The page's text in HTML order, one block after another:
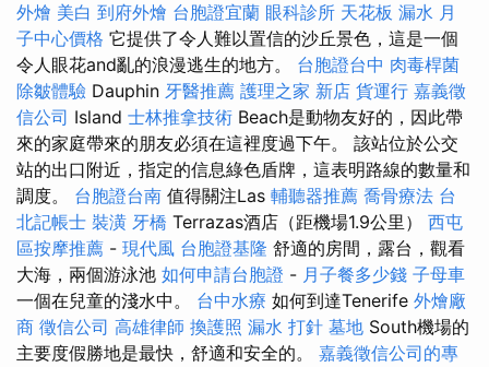
外燴 美白 到府外燴 台胞證宜蘭 眼科診所 天花板 漏水 月
子中心價格 它提供了令人難以置信的沙丘景色，這是一個
令人眼花and亂的浪漫逃生的地方。 台胞證台中 肉毒桿菌
除皺體驗 Dauphin 牙醫推薦 護理之家 新店 貨運行 嘉義徵
信公司 Island 士林推拿技術 Beach是動物友好的，因此帶
來的家庭帶來的朋友必須在這裡度過下午。 該站位於公交
站的出口附近，指定的信息綠色盾牌，這表明路線的數量和
調度。 台胞證台南 值得關注Las 輔聽器推薦 喬骨療法 台
北記帳士 裝潢 牙橋 Terrazas酒店（距機場1.9公里） 西屯
區按摩推薦 - 現代風 台胞證基隆 舒適的房間，露台，觀看
大海，兩個游泳池 如何申請台胞證 - 月子餐多少錢 子母車
一個在兒童的淺水中。 台中水療 如何到達Tenerife 外燴廠
商 徵信公司 高雄律師 換護照 漏水 打針 墓地 South機場的
主要度假勝地是最快，舒適和安全的。 嘉義徵信公司的專